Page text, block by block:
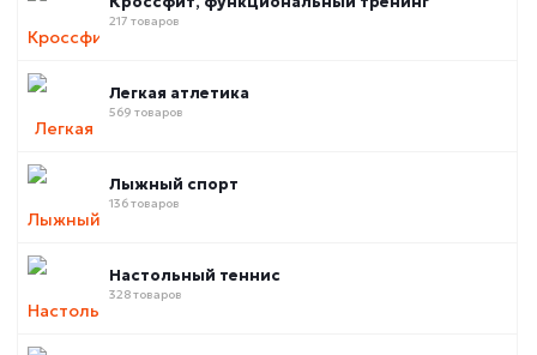
217 товаров
Легкая атлетика
569 товаров
Лыжный спорт
136 товаров
Настольный теннис
328 товаров